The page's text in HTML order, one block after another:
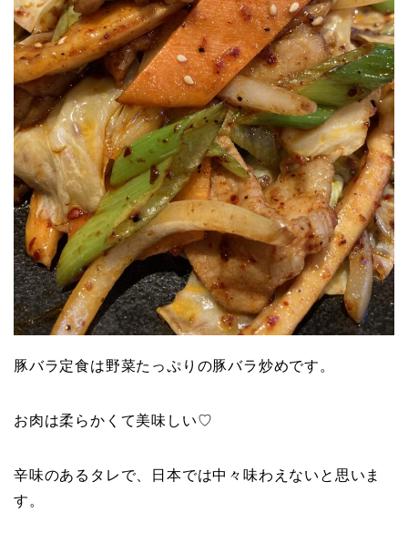
豚バラ定食は野菜たっぷりの豚バラ炒めです。
お肉は柔らかくて美味しい♡
辛味のあるタレで、日本では中々味わえないと思いま
す。